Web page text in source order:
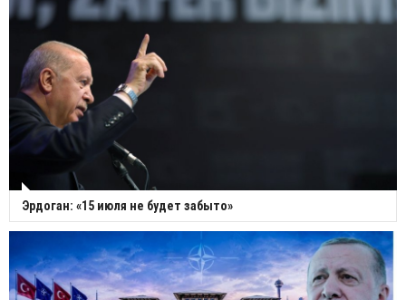
Эрдоган: «15 июля не будет забыто»